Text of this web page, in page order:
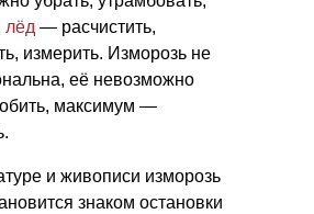
лёд — расчистить,
измерить. Изморозь не
её невозможно
максимум —
и живописи изморозь
знаком остановки